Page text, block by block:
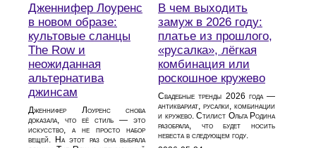
Дженнифер Лоуренс
в новом образе:
культовые сланцы
The Row и
неожиданная
альтернатива
джинсам
Дженнифер Лоуренс снова
доказала, что её стиль — это
искусство, а не просто набор
вещей. На этот раз она выбрала
В чем выходить
замуж в 2026 году:
платье из прошлого,
«русалка», лёгкая
комбинация или
роскошное кружево
Свадебные тренды 2026 года —
антиквариат, русалки, комбинации
и кружево. Стилист Ольга Родина
разобрала, что будет носить
невеста в следующем году.